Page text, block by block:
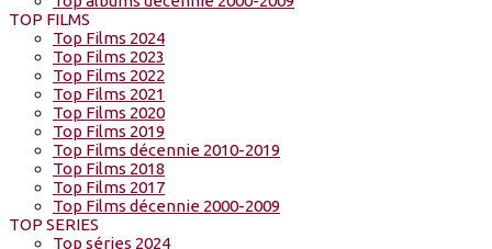
TOP FILMS
Top Films 2024
Top Films 2023
Top Films 2022
Top Films 2021
Top Films 2020
Top Films 2019
Top Films décennie 2010-2019
Top Films 2018
Top Films 2017
Top Films décennie 2000-2009
TOP SERIES
Top séries 2024